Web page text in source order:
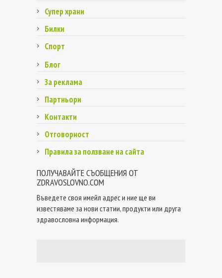
Супер храни
Билки
Спорт
Блог
За реклама
Партньори
Контакти
Отговорност
Правила за ползване на сайта
ПОЛУЧАВАЙТЕ СЪОБЩЕНИЯ ОТ
ZDRAVOSLOVNO.COM
Въведете своя имейл адрес и ние ще ви
известяваме за нови статии, продукти или друга
здравословна информация.